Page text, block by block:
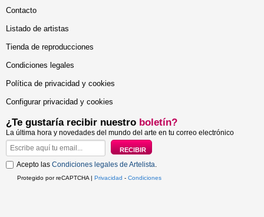
Contacto
Listado de artistas
Tienda de reproducciones
Condiciones legales
Política de privacidad y cookies
Configurar privacidad y cookies
¿Te gustaría recibir nuestro boletín?
La última hora y novedades del mundo del arte en tu correo electrónico
Acepto las Condiciones legales de Artelista.
Protegido por reCAPTCHA | Privacidad - Condiciones